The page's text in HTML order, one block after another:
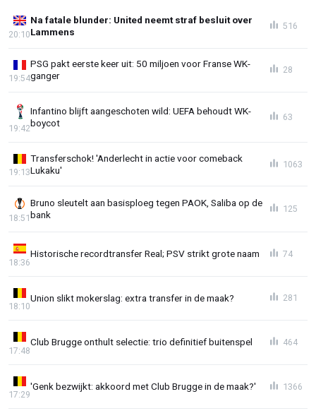
Na fatale blunder: United neemt straf besluit over
Lammens
20:10
516
PSG pakt eerste keer uit: 50 miljoen voor Franse WK-
ganger
19:54
28
Infantino blijft aangeschoten wild: UEFA behoudt WK-
boycot
19:42
63
Transferschok! 'Anderlecht in actie voor comeback
Lukaku'
19:13
1063
Bruno sleutelt aan basisploeg tegen PAOK, Saliba op de
bank
18:51
125
Historische recordtransfer Real; PSV strikt grote naam
18:36
74
Union slikt mokerslag: extra transfer in de maak?
18:10
281
Club Brugge onthult selectie: trio definitief buitenspel
17:48
464
'Genk bezwijkt: akkoord met Club Brugge in de maak?'
17:29
1366